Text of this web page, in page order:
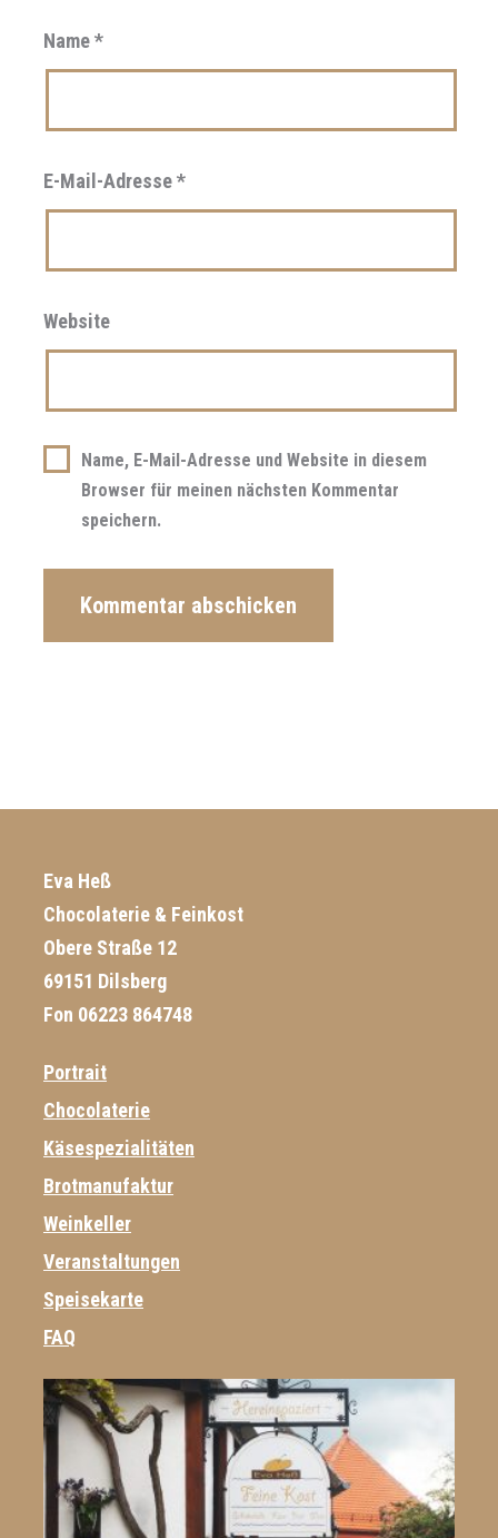
Name*
E-Mail-Adresse*
Website
Name, E-Mail-Adresse und Website in diesem
Browser für meinen nächsten Kommentar
speichern.
Eva Heß
Chocolaterie & Feinkost
Obere Straße 12
69151 Dilsberg
Fon 06223 864748
Portrait
Chocolaterie
Käsespezialitäten
Brotmanufaktur
Weinkeller
Veranstaltungen
Speisekarte
FAQ